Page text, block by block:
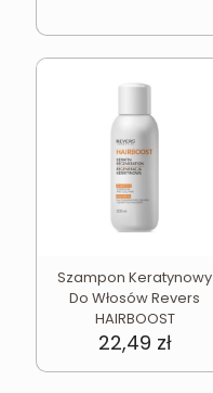
Szampon Keratynowy
Do Włosów Revers
HAIRBOOST
22,49 zł